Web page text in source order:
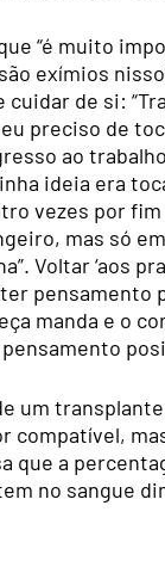
“é muito
exímios
de si:
preciso de
ao
ideia era
vezes por fim
mas só
Voltar ‘aos
pensamento
manda e o
um
compatível,
que a
no sangue